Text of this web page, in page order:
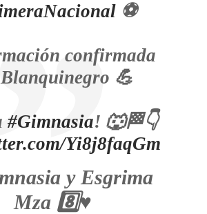
⚽
confirmada
💪
#Gimnasia! 🐺🏁👇
Yi8j8faqGm
y Esgrima
Mza 8️⃣♥️